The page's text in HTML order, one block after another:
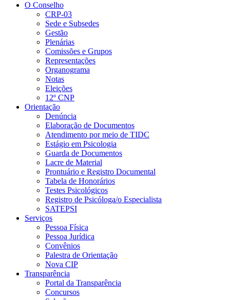
O Conselho
CRP-03
Sede e Subsedes
Gestão
Plenárias
Comissões e Grupos
Representações
Organograma
Notas
Eleições
12º CNP
Orientação
Denúncia
Elaboração de Documentos
Atendimento por meio de TIDC
Estágio em Psicologia
Guarda de Documentos
Lacre de Material
Prontuário e Registro Documental
Tabela de Honorários
Testes Psicológicos
Registro de Psicóloga/o Especialista
SATEPSI
Serviços
Pessoa Física
Pessoa Jurídica
Convênios
Palestra de Orientação
Nova CIP
Transparência
Portal da Transparência
Concursos